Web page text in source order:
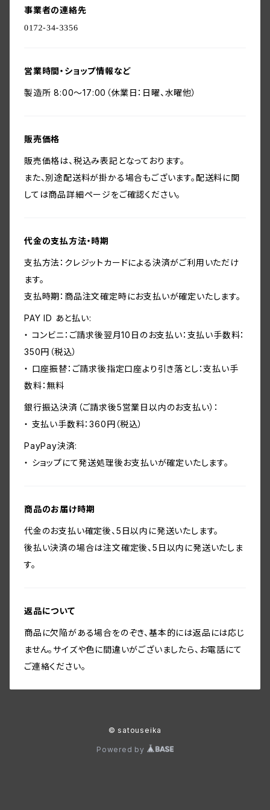
事業者の連絡先
営業時間・ショップ情報など
製造所 8:00〜17:00（休業日：日曜、水曜他）
販売価格
販売価格は、税込み表記となっております。
また、別途配送料が掛かる場合もございます。配送料に関
しては商品詳細ページをご確認ください。
代金の支払方法・時期
支払方法：クレジットカードによる決済がご利用いただけ
ます。
支払時期：商品注文確定時にお支払いが確定いたします。
PAY ID あと払い:
・ コンビニ：ご請求後翌月10日のお支払い：支払い手数料：
350円（税込）
・ 口座振替：ご請求後指定口座より引き落とし：支払い手
数料：無料
銀行振込決済（ご請求後5営業日以内のお支払い）：
・ 支払い手数料：360円（税込）
PayPay決済:
・ ショップにて発送処理後お支払いが確定いたします。
商品のお届け時期
代金のお支払い確定後、5日以内に発送いたします。
後払い決済の場合は注文確定後、5日以内に発送いたしま
す。
返品について
商品に欠陥がある場合をのぞき、基本的には返品には応じ
ません。サイズや色に間違いがございましたら、お電話にて
ご連絡ください。
© satouseika
Powered by